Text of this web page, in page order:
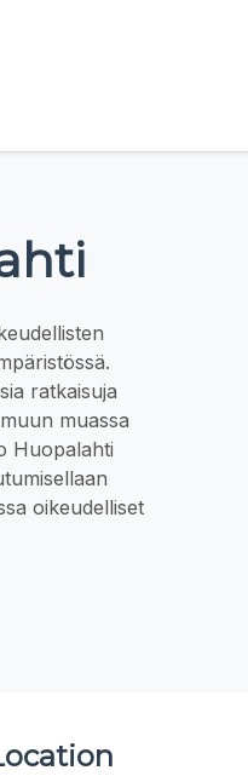
ratkaisuja
muassa
Huopalahti
oikeudelliset